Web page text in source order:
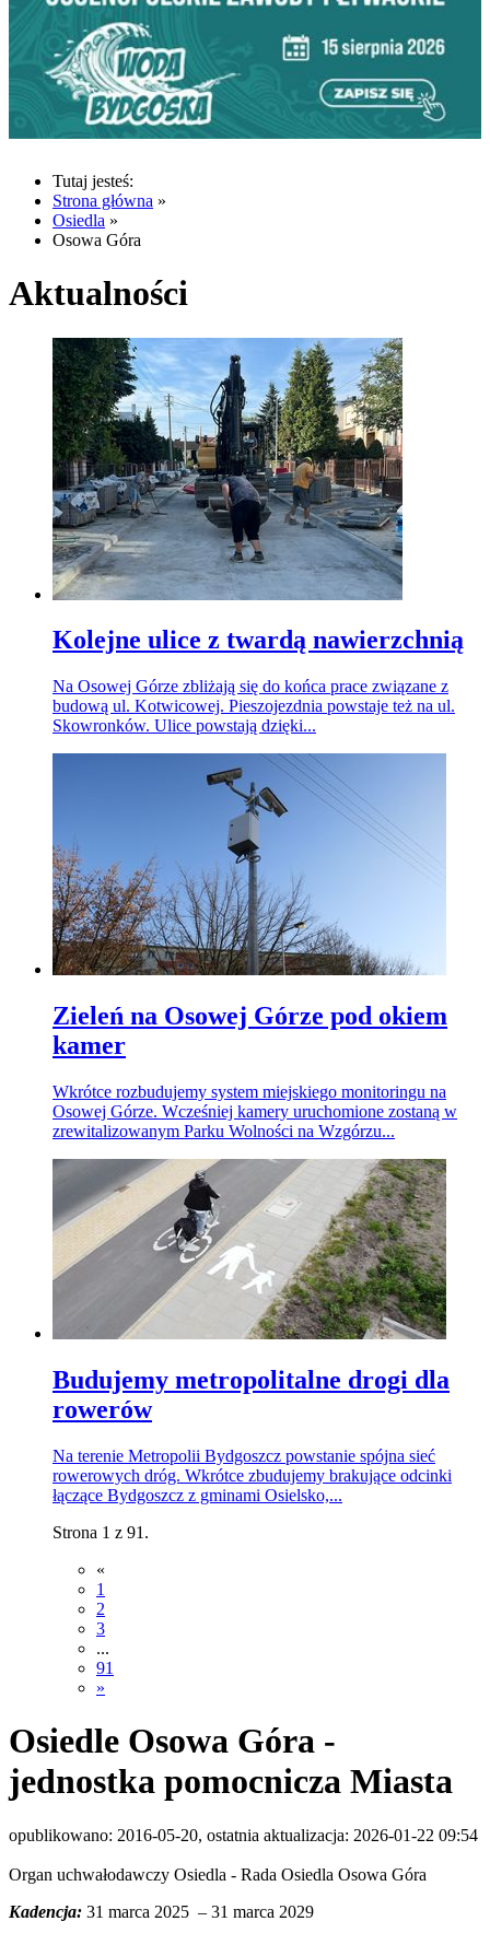
Tutaj jesteś:
Strona główna »
Osiedla »
Osowa Góra
Aktualności
Kolejne ulice z twardą nawierzchnią
Na Osowej Górze zbliżają się do końca prace związane z
budową ul. Kotwicowej. Pieszojezdnia powstaje też na ul.
Skowronków. Ulice powstają dzięki...
Zieleń na Osowej Górze pod okiem
kamer
Wkrótce rozbudujemy system miejskiego monitoringu na
Osowej Górze. Wcześniej kamery uruchomione zostaną w
zrewitalizowanym Parku Wolności na Wzgórzu...
Budujemy metropolitalne drogi dla
rowerów
Na terenie Metropolii Bydgoszcz powstanie spójna sieć
rowerowych dróg. Wkrótce zbudujemy brakujące odcinki
łączące Bydgoszcz z gminami Osielsko,...
Strona 1 z 91.
«
1
2
3
...
91
»
Osiedle Osowa Góra -
jednostka pomocnicza Miasta
opublikowano: 2016-05-20, ostatnia aktualizacja: 2026-01-22 09:54
Organ uchwałodawczy Osiedla - Rada Osiedla Osowa Góra
Kadencja: 31 marca 2025 – 31 marca 2029